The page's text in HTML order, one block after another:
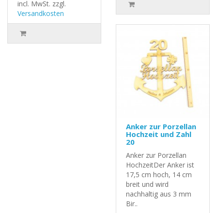
incl. MwSt. zzgl.
Versandkosten
Anker zur Porzellan
Hochzeit und Zahl
20
Anker zur Porzellan
HochzeitDer Anker ist
17,5 cm hoch, 14 cm
breit und wird
nachhaltig aus 3 mm
Bir..